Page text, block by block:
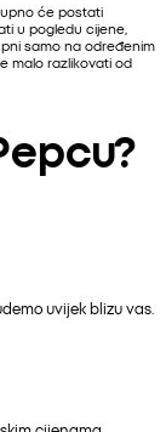
će postati
u pogledu cijene,
samo na određenim
malo razlikovati od
uvijek blizu vas.